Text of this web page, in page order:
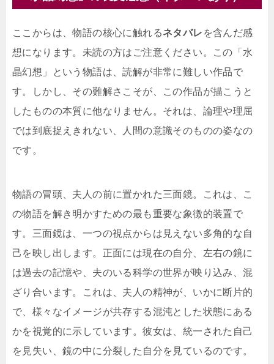
ここからは、物語の核心に触れるネタバレ を含んだ感
想になります。未読の方はご注意ください。この「水
晶幻想」という物語は、読解が非常に難しい作品で
す。しかし、その難解さこそが、この作品が描こうと
したものの本質に他なりません。それは、論理や理屈
では到底捉えきれない、人間の意識そのものの姿なの
です。
物語の冒頭、夫人の前に置かれた三面鏡。これは、こ
の物語を解き明かすための最も重要な象徴的装置で
す。三面鏡は、一つの視点からは見えない多角的な自
己を映し出します。正面には現在の自分、左右の鏡に
は過去の記憶や、夫のいる科学の世界が映り込み、混
ざり合います。これは、夫人の精神が、いかに断片的
で、様々なイメージが共存する混沌とした状態にある
かを視覚的に示しています。彼女は、統一された自己
を見失い、鏡の中に分裂した自分を見ているのです。